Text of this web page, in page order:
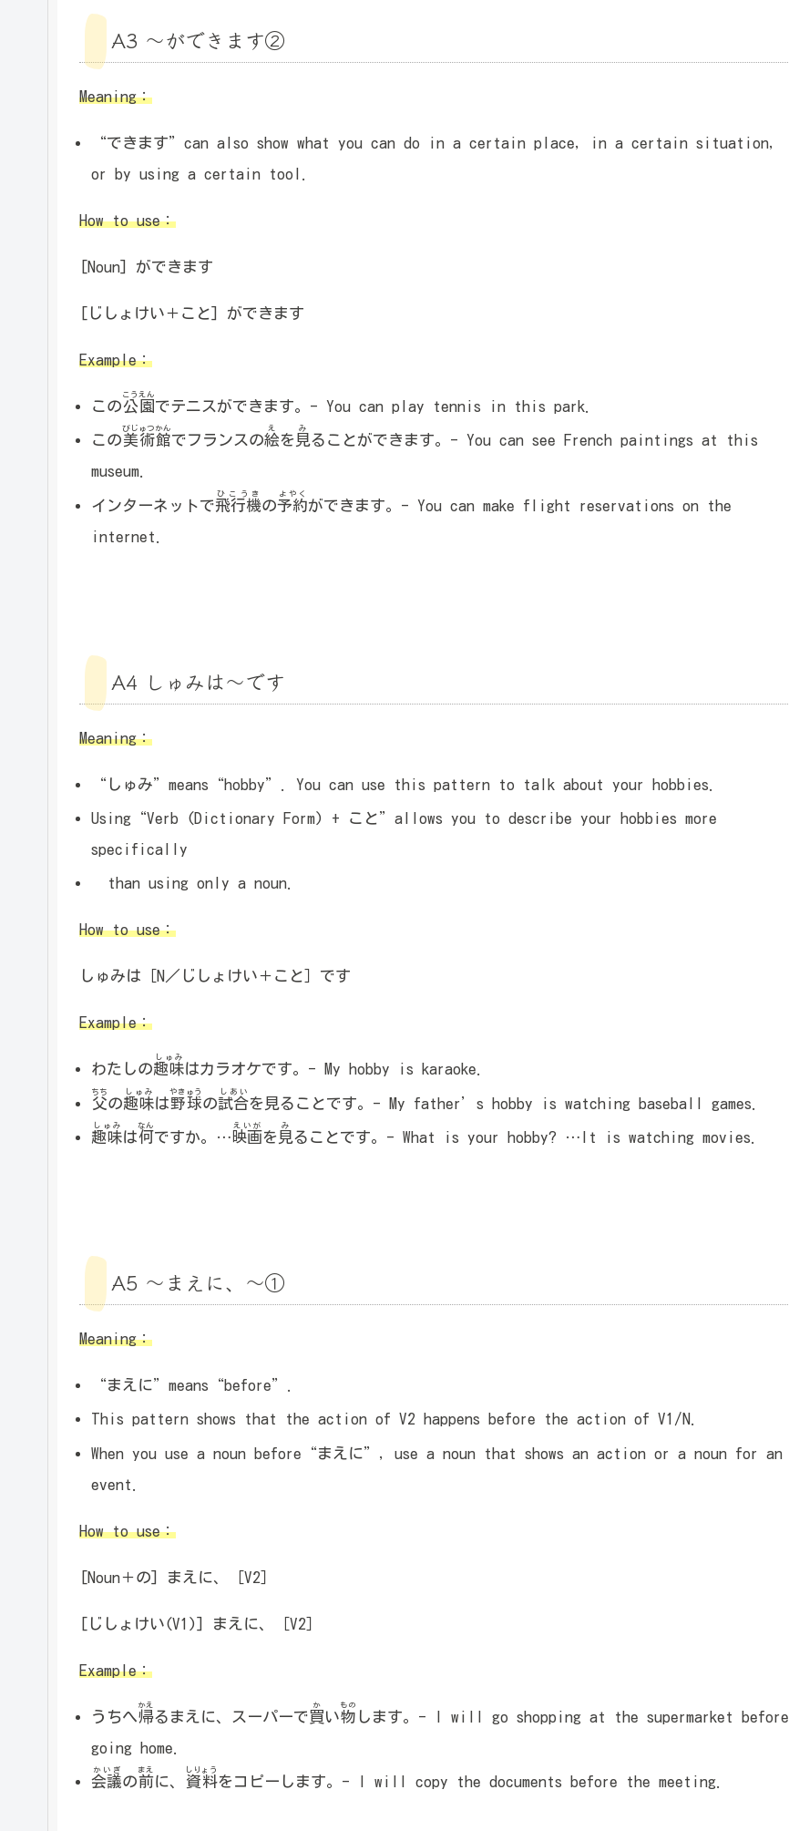
A3 ～ができます②
Meaning：
“できます”can also show what you can do in a certain place, in a certain situation,
or by using a certain tool.
How to use：
[Noun] ができます
[じしょけい＋こと] ができます
Example：
この公園
こうえん
でテニスができます。- You can play tennis in this park.
この美術館
びじゅつかん
でフランスの絵
え
を見
み
ることができます。- You can see French paintings at this
museum.
インターネットで飛行機
ひこうき
の予約
よやく
ができます。- You can make flight reservations on the
internet.
A4 しゅみは～です
Meaning：
“しゅみ”means“hobby”. You can use this pattern to talk about your hobbies.
Using“Verb (Dictionary Form) + こと”allows you to describe your hobbies more
specifically
than using only a noun.
How to use：
しゅみは［N／じしょけい＋こと］です
Example：
わたしの趣味
しゅみ
はカラオケです。- My hobby is karaoke.
父
ちち
の趣味
しゅみ
は野球
やきゅう
の試合
しあい
を見ることです。- My father’s hobby is watching baseball games.
趣味
しゅみ
は何
なん
ですか。… 映画
えいが
を見
み
ることです。- What is your hobby? …It is watching movies.
A5 ～まえに、～①
Meaning：
“まえに”means“before”.
This pattern shows that the action of V2 happens before the action of V1/N.
When you use a noun before“まえに”, use a noun that shows an action or a noun for an
event.
How to use：
[Noun＋の] まえに、［V2］
[じしょけい(V1)] まえに、［V2］
Example：
うちへ帰
かえ
るまえに、スーパーで買
か
い物
もの
します。- I will go shopping at the supermarket before
going home.
会議
かいぎ
の前
まえ
に、 資料
しりょう
をコピーします。- I will copy the documents before the meeting.